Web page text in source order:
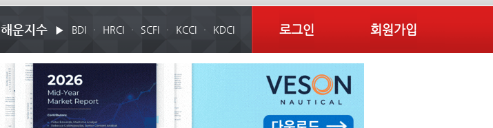
해운지수 BDI HRCI SCFI KCCI KDCI 로그인 회원가입